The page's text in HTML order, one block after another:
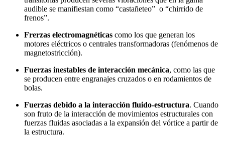
audible se manifiestan como “castañeteo” o “chirrido de
frenos”.
Frerzas electromagnéticas como los que generan los
motores eléctricos o centrales transformadoras (fenómenos de
magnetostricción).
Fuerzas inestables de interacción mecánica, como las que
se producen entre engranajes cruzados o en rodamientos de
bolas.
Fuerzas debido a la interacción fluido-estructura. Cuando
son fruto de la interacción de movimientos estructurales con
fuerzas fluidas asociadas a la expansión del vórtice a partir de
la estructura.